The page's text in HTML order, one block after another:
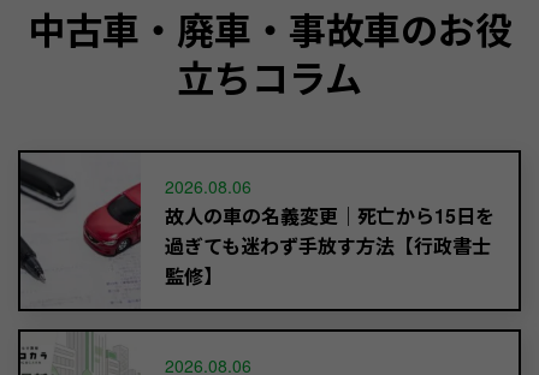
中古車・廃車・事故車のお役
立ちコラム
2026.08.06
故人の車の名義変更｜死亡から15日を
過ぎても迷わず手放す方法【行政書士
監修】
2026.08.06